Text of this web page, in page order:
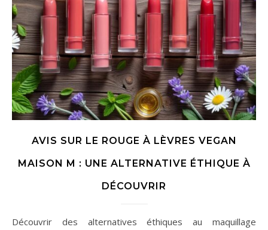
AVIS SUR LE ROUGE À LÈVRES VEGAN
MAISON M : UNE ALTERNATIVE ÉTHIQUE À
DÉCOUVRIR
Découvrir des alternatives éthiques au maquillage